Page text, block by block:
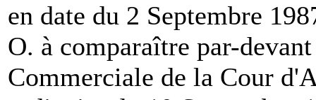
en date du 2 Septembre
O. à comparaître par-
Commerciale de la Cour